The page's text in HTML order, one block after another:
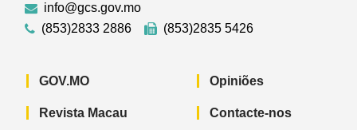
info@gcs.gov.mo
(853)2833 2886
(853)2835 5426
GOV.MO
Revista Macau
Opiniões
Contacte-nos